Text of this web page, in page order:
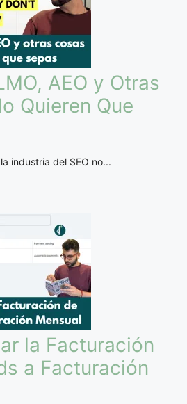
AEO y Otras
Quieren Que
industria del SEO no...
la Facturación
a Facturación